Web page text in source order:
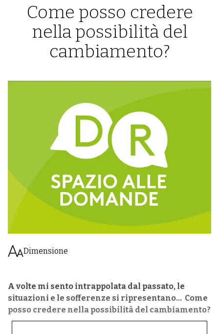
Come posso credere
nella possibilità del
cambiamento?
Dimensione
A volte mi sento intrappolata dal passato, le
situazioni e le sofferenze si ripresentano… Come
posso credere nella possibilità del cambiamento?